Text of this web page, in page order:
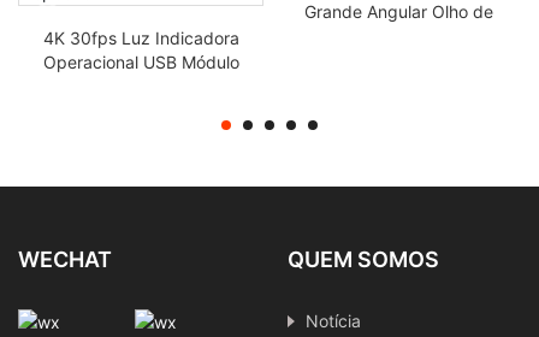
4K 30fps Luz Indicadora
Operacional USB Módulo
Inspeção de Visão da
Grande Angular Olho de
WECHAT QUEM SOMOS
Notícia